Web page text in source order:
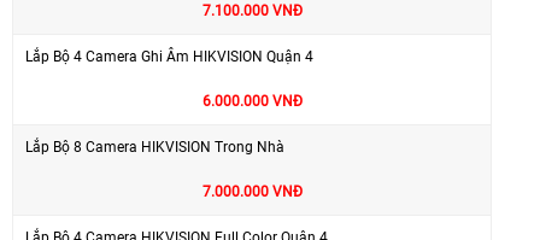
7.100.000 VNĐ
Lắp Bộ 4 Camera Ghi Âm HIKVISION Quận 4
6.000.000 VNĐ
Lắp Bộ 8 Camera HIKVISION Trong Nhà
7.000.000 VNĐ